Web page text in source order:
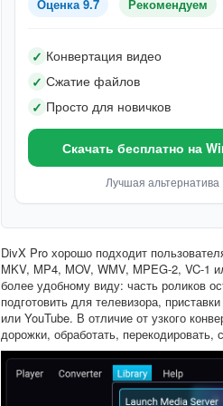
Оценка 9.7 Рекомендуем
✓ Конвертация видео
✓ Сжатие файлов
✓ Просто для новичков
Скачать бесплатно на
Лучшая альтернатива
DivX Pro хорошо подходит
MKV, MP4, MOV, WMV, MPEG-2, VC-1
более удобному виду: часть роликов
подготовить для телевизора,
или YouTube. В отличие от узкого
дорожки, обработать, перекодировать,